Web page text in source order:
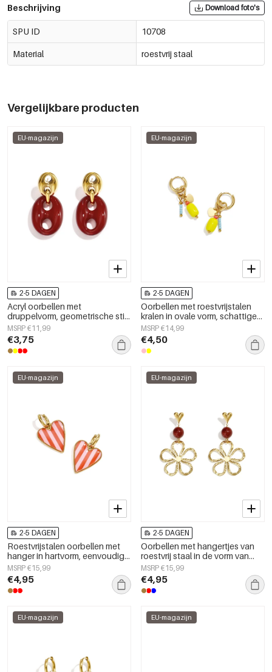
Beschrijving Download foto's
SPU ID 10708
Material roestvrij staal
Vergelijkbare producten
EU-magazijn
2-5 DAGEN
Acryl oorbellen met
druppelvorm, geometrische stijl,
casual, alledaags, eenvoudige
serie, dames sieraden
MSRP €11,99
€3,75
EU-magazijn
2-5 DAGEN
Oorbellen met roestvrijstalen
kralen in ovale vorm, schattige
en eenvoudige serie voor
dagelijks gebruik,
damessieraden
MSRP €14,99
€4,50
EU-magazijn
2-5 DAGEN
Roestvrijstalen oorbellen met
hanger in hartvorm, eenvoudige
dagelijkse serie, damessieraden
MSRP €15,99
€4,95
EU-magazijn
2-5 DAGEN
Oorbellen met hangertjes van
roestvrij staal in de vorm van
een bloem uit de Daily Simple-
serie voor dames.
MSRP €15,99
€4,95
EU-magazijn EU-magazijn